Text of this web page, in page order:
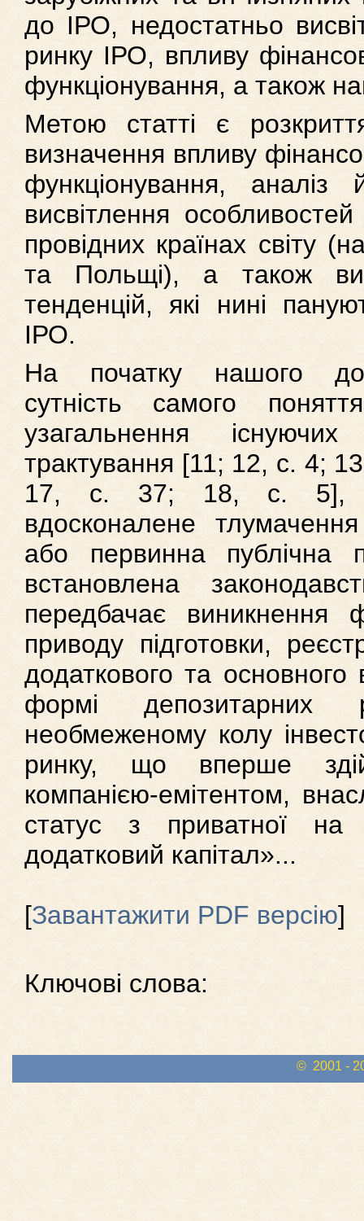
до ІРО, недостатньо
ринку ІРО, впливу
функціонування, а також
Метою статті є
визначення впливу
функціонування, аналіз
висвітлення
провідних країнах світу
та Польщі), а також
тенденцій, які нині
ІРО.
На початку нашого
сутність самого
узагальнення
трактування [11; 12, с. 4;
17, с. 37; 18, с. 5],
вдосконалене
або первинна публічна
встановлена
передбачає виникнення
приводу підготовки,
додаткового та основного
формі депозитарних
необмеженому колу
ринку, що вперше
компанією-емітентом,
статус з приватної на
додатковий капітал»...
[Завантажити PDF версію]
Ключові слова:
© 2001 -